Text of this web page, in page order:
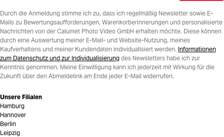
Durch die Anmeldung stimme ich zu, dass ich regelmäßig Newsletter sowie E-
Mails zu Bewertungsaufforderungen, Warenkorberinnerungen und personalisierte
Nachrichten von der Calumet Photo Video GmbH erhalten möchte. Diese können
durch eine Auswertung meiner E-Mail- und Website-Nutzung, meines
Kaufverhaltens und meiner Kundendaten individualisiert werden. Informationen
zum Datenschutz und zur Individualisierung des Newsletters habe ich zur
Kenntnis genommen. Meine Einwilligung kann ich jederzeit mit Wirkung für die
Zukunft über den Abmeldelink am Ende jeder E-Mail widerrufen.
Unsere Filialen
Hamburg
Hannover
Berlin
Leipzig